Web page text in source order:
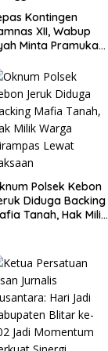
Kontingen
XII, Wabup
Minta Pramuka
Polsek Kebon
Diduga Backing
Tanah, Hak Milik